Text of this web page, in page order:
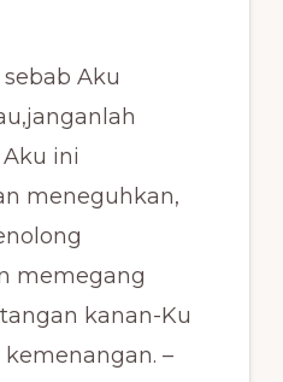
Aku
ini
meneguhkan,
memegang
kanan-Ku
–